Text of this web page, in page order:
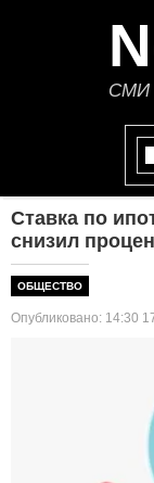
СМИ
Ставка по
снизил
ОБЩЕСТВО
Опубликовано: 14:30